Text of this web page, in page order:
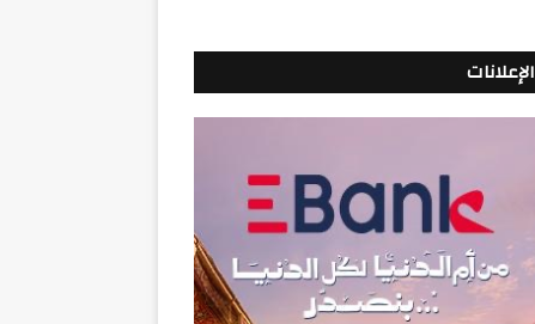
الإعلانات